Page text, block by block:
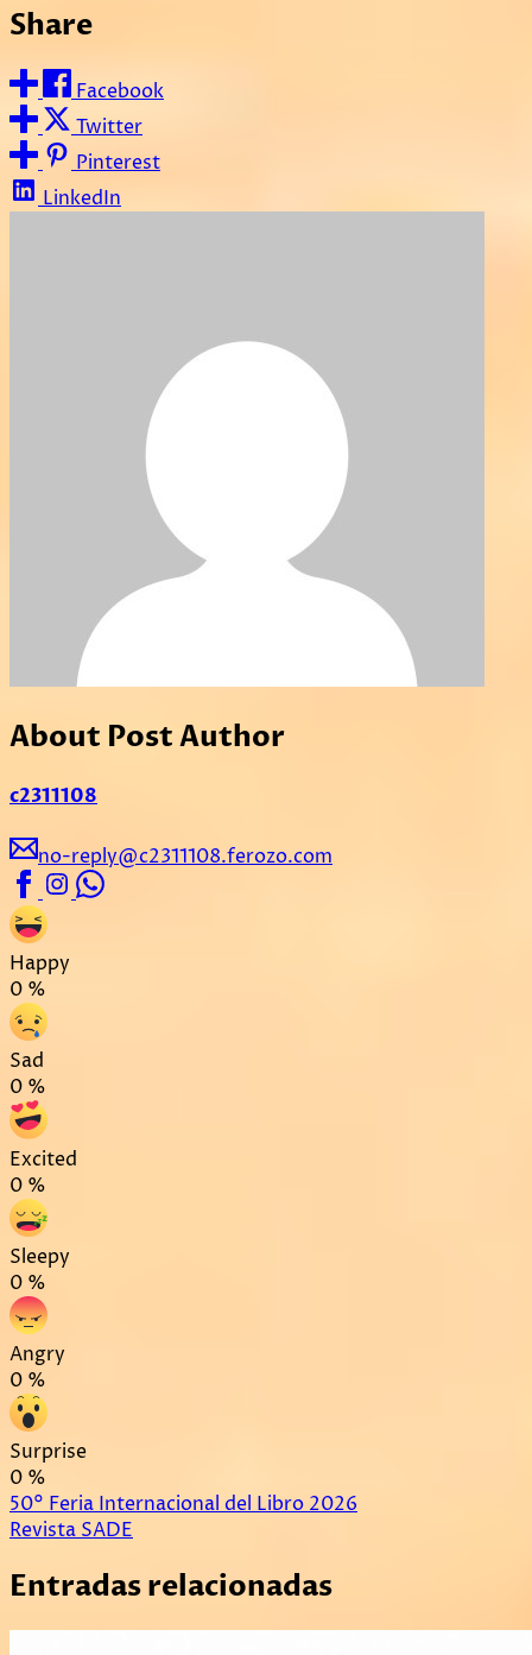
Share
Facebook
Twitter
Pinterest
LinkedIn
About Post Author
c2311108
no-reply@c2311108.ferozo.com
Happy
0 %
Sad
0 %
Excited
0 %
Sleepy
0 %
Angry
0 %
Surprise
0 %
Navegación
de
entradas
50° Feria Internacional del Libro 2026
Revista SADE
Entradas relacionadas